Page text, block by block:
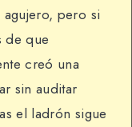
pero si
de que
creó una
sin auditar
el ladrón sigue